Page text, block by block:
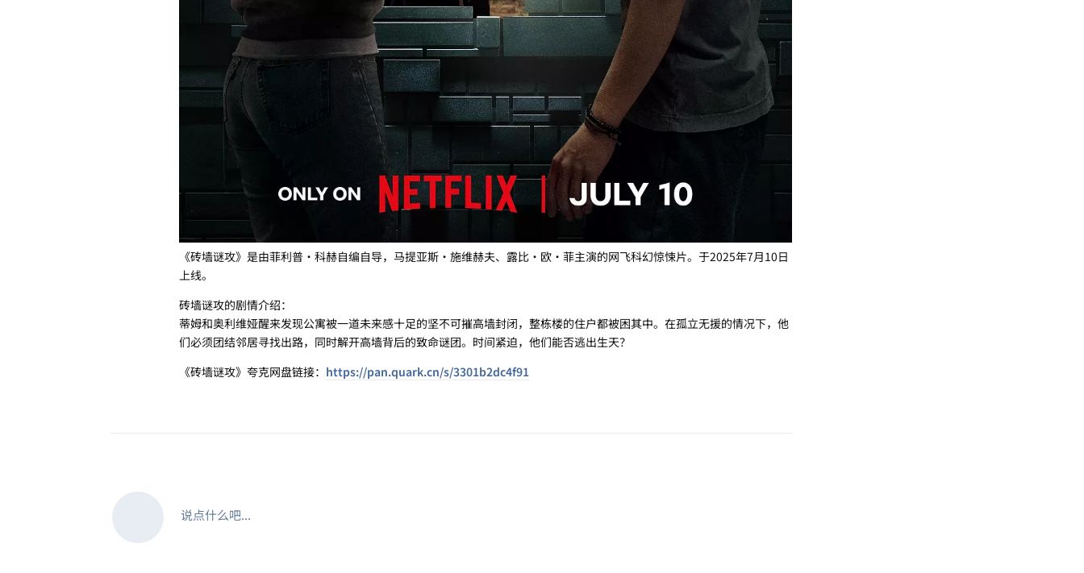
《砖墙谜攻》是由菲利普·科赫自编自导，马提亚斯·施维赫夫、露比·欧·菲主演的网飞科幻惊悚片。于2025年7月10日
上线。
砖墙谜攻的剧情介绍：
蒂姆和奥利维娅醒来发现公寓被一道未来感十足的坚不可摧高墙封闭，整栋楼的住户都被困其中。在孤立无援的情况下，他
们必须团结邻居寻找出路，同时解开高墙背后的致命谜团。时间紧迫，他们能否逃出生天？
《砖墙谜攻》夸克网盘链接： https://pan.quark.cn/s/3301b2dc4f91
说点什么吧...